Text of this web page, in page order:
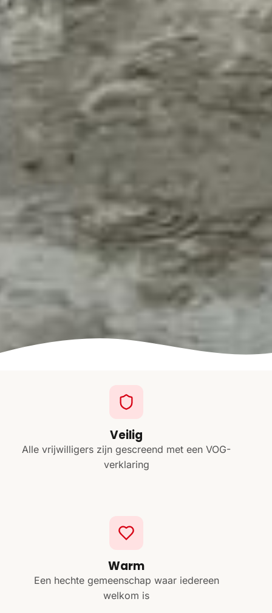
Veilig
Alle vrijwilligers zijn gescreend met een VOG-
verklaring
Warm
Een hechte gemeenschap waar iedereen
welkom is